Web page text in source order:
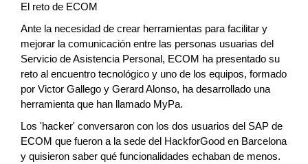
El reto de ECOM
Ante la necesidad de crear herramientas para facilitar y
mejorar la comunicación entre las personas usuarias del
Servicio de Asistencia Personal, ECOM ha presentado su
reto al encuentro tecnológico y uno de los equipos, formado
por Victor Gallego y Gerard Alonso, ha desarrollado una
herramienta que han llamado MyPa.
Los 'hacker' conversaron con los dos usuarios del SAP de
ECOM que fueron a la sede del HackforGood en Barcelona
y quisieron saber qué funcionalidades echaban de menos.